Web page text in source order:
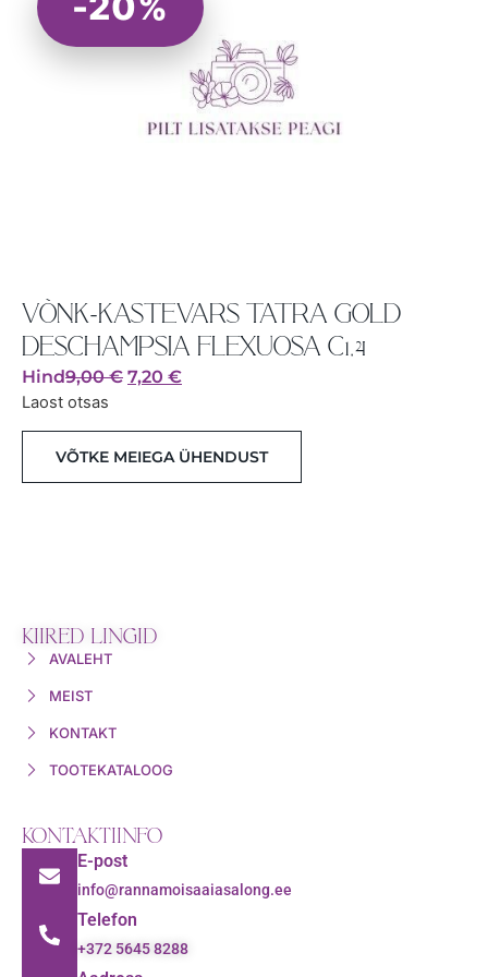
VÕNK-KASTEVARS TATRA GOLD
DESCHAMPSIA FLEXUOSA C1,4
Hind9,00€ 7,20 €
Laost otsas
VÕTKE MEIEGA ÜHENDUST
KIIRED LINGID
AVALEHT
MEIST
KONTAKT
TOOTEKATALOOG
KONTAKTIINFO
E-post
info@rannamoisaaiasalong.ee
Telefon
+372 5645 8288